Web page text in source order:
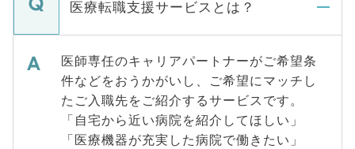
医療転職支援サービスとは？
医師専任のキャリアパートナーがご希望条
件などをおうかがいし、ご希望にマッチし
たご入職先をご紹介するサービスです。
「自宅から近い病院を紹介してほしい」
「医療機器が充実した病院で働きたい」